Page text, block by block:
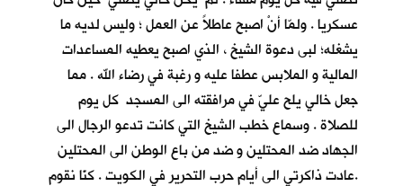
عسكريا . ولمّا أنْ اصبح عاطلاً عن العمل ؛ وليس لديه ما
يشغله؛ لبى دعوة الشيخ ، الذي اصبح يعطيه المساعدات
المالية و الملابس عطفا عليه و رغبة في رضاء الله . مما
جعل خالي يلح عليّ في مرافقته الى المسجد كل يوم
للصلاة . وسماع خطب الشيخ التي كانت تدعو الرجال الى
الجهاد ضد المحتلين و ضد من باع الوطن الى المحتلين
.عادت ذاكرتي الى أيام حرب التحرير في الكويت . كنّا نقوم